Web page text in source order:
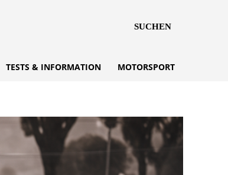
SUCHEN
TESTS & INFORMATION MOTORSPORT